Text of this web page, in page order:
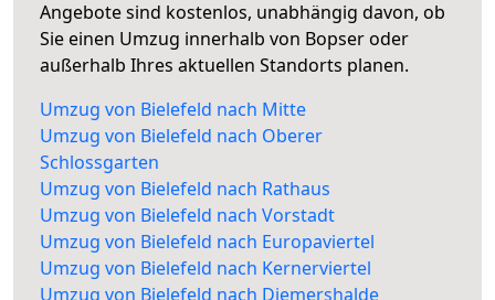
Angebote sind kostenlos, unabhängig davon, ob
Sie einen Umzug innerhalb von Bopser oder
außerhalb Ihres aktuellen Standorts planen.
Umzug von Bielefeld nach Mitte
Umzug von Bielefeld nach Oberer
Schlossgarten
Umzug von Bielefeld nach Rathaus
Umzug von Bielefeld nach Vorstadt
Umzug von Bielefeld nach Europaviertel
Umzug von Bielefeld nach Kernerviertel
Umzug von Bielefeld nach Diemershalde